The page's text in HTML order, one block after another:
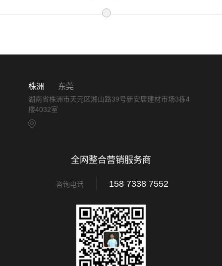
株洲 东莞
湖南省株洲市天元区湘山路39号新安居建材市场3栋4
楼4032室
全网整合营销服务商
咨询电话 158 7338 7552